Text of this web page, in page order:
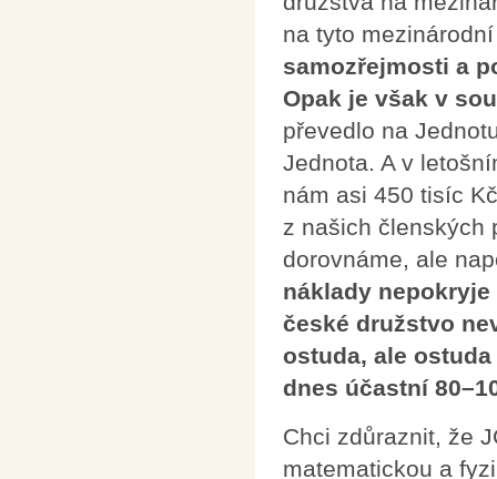
na tyto
samozřejmosti a
Opak je však v
převedlo na
Jednota. A v
nám asi 450 tisíc
z našich členských
dorovnáme, ale
náklady
české družstvo
ostuda, ale ostuda
dnes účastní
Chci zdůraznit, že
matematickou a